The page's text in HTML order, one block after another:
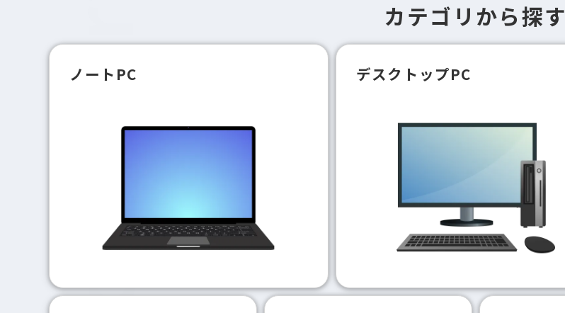
category カテゴリから探す
ノートPC デスクトップPC